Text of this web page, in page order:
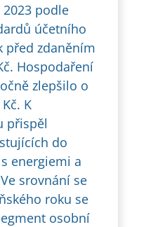
podle
účetního
před zdaněním
Hospodaření
zlepšilo o
K
přispěl
do
energiemi a
srovnání se
roku se
osobní